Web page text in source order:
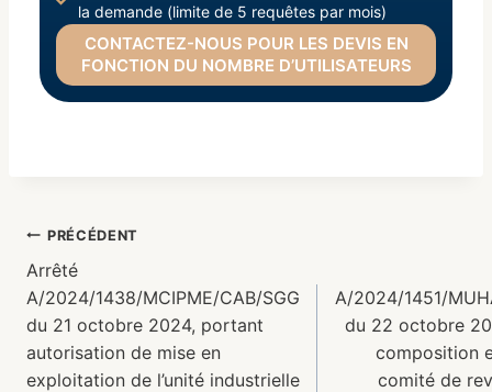
la demande (limite de 5 requêtes par mois)
CONTACTEZ-NOUS POUR LES DEVIS EN
FONCTION DU NOMBRE D’UTILISATEURS
PRÉCÉDENT
Arrêté
A/2024/1438/MCIPME/CAB/SGG
du 21 octobre 2024, portant
autorisation de mise en
exploitation de l’unité industrielle
A/2024/1451/
du 22 octobre
composition
comité de